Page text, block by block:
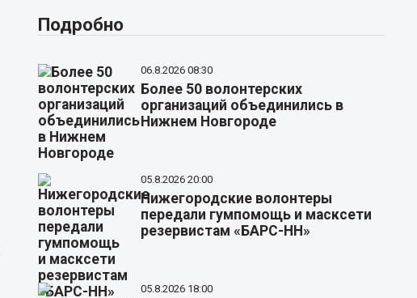
Подробно
06.8.2026 08:30
Более 50 волонтерских
организаций объединились в
Нижнем Новгороде
05.8.2026 20:00
Нижегородские волонтеры
передали гумпомощь и масксети
резервистам «БАРС-НН»
05.8.2026 18:00